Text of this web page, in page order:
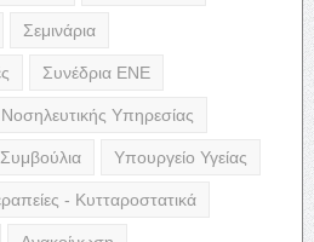
Σεμινάρια
Συνέδρια ΕΝΕ
Νοσηλευτικής Υπηρεσίας
Υπουργείο Υγείας
- Κυτταροστατικά